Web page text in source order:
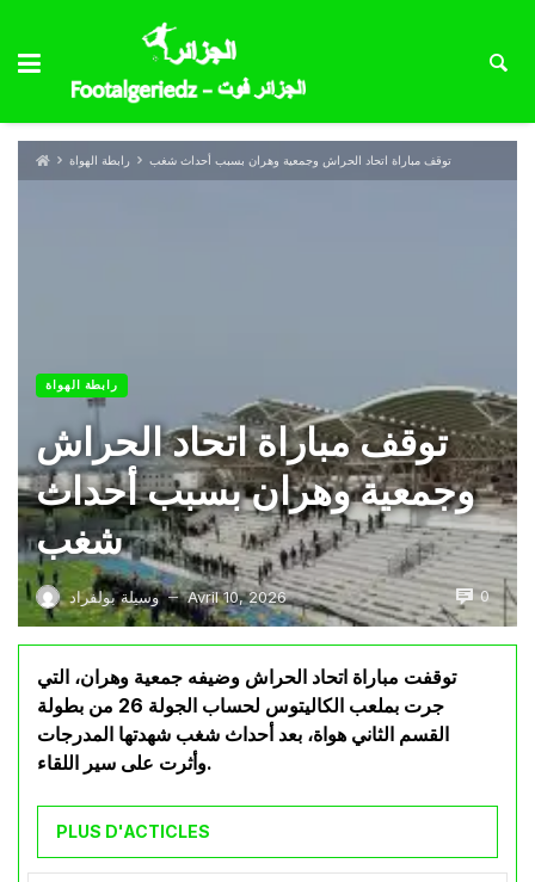
رابطة الهواة توقف مباراة اتحاد الحراش وجمعية وهران بسبب أحداث شغب
رابطة الهواة
توقف مباراة اتحاد الحراش
وجمعية وهران بسبب أحداث
شغب
وسيلة بولفراد — Avril 10, 2026 0
توقفت مباراة اتحاد الحراش وضيفه جمعية وهران، التي
جرت بملعب الكاليتوس لحساب الجولة 26 من بطولة
القسم الثاني هواة، بعد أحداث شغب شهدتها المدرجات
وأثرت على سير اللقاء.
PLUS D'ACTICLES